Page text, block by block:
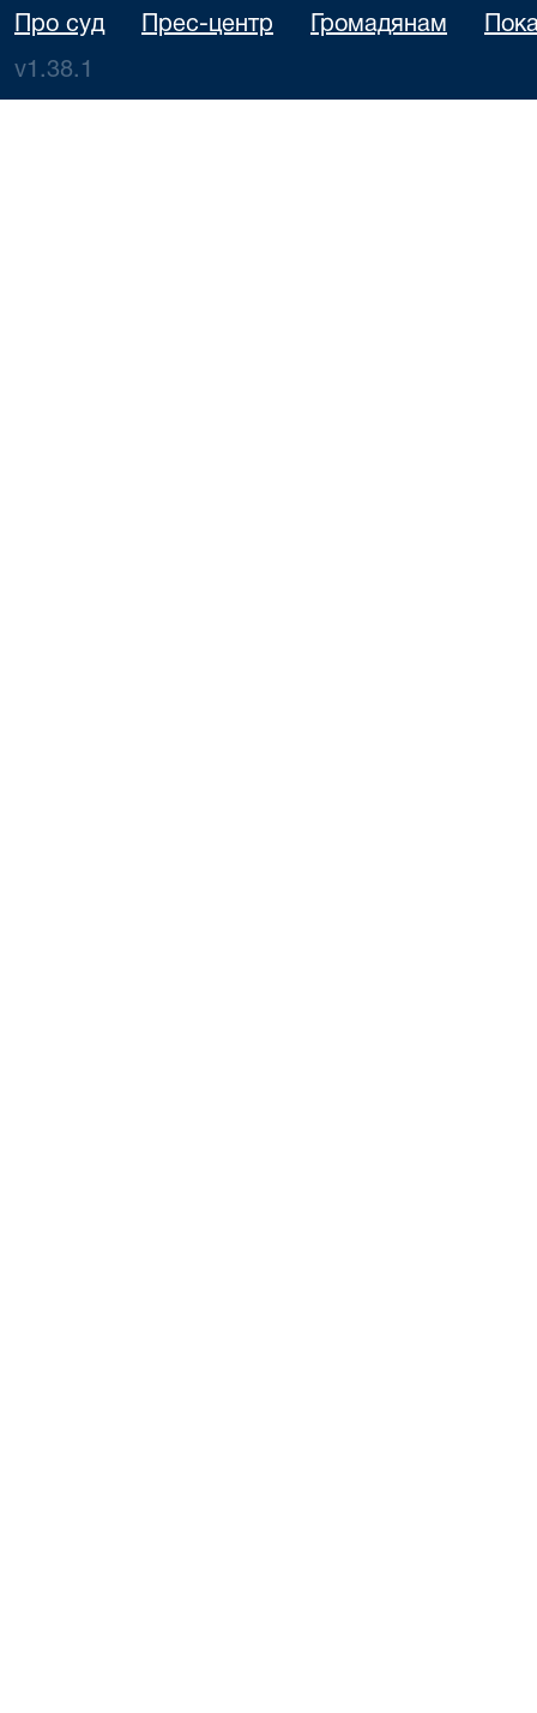
Про суд Прес-центр Громадянам
v1.38.1